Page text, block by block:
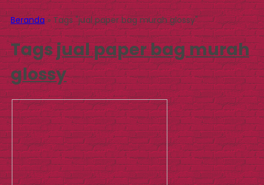
Beranda»Tags "jual paper bag murah glossy"
Tagsjual paper bag murah
glossy